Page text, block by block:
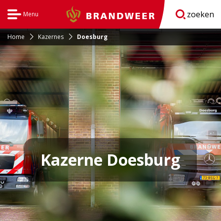
Menu Brandweer zoeken
Home Kazernes Doesburg
Kazerne Doesburg